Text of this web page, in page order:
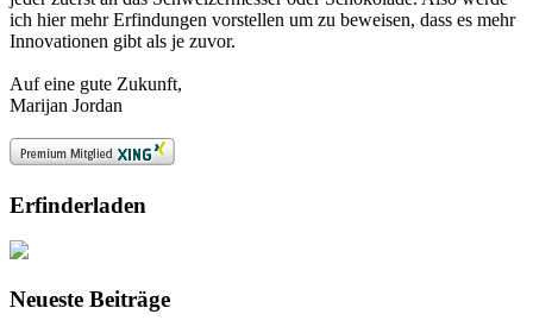
ich hier mehr Erfindungen vorstellen um zu beweisen, dass es mehr
Innovationen gibt als je zuvor.
Auf eine gute Zukunft,
Marijan Jordan
Erfinderladen
Neueste Beiträge